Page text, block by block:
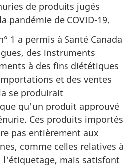
de produits jugés
pandémie de COVID-19.
1 a permis à Santé Canada
des instruments
à des fins diététiques
et des ventes
se produirait
qu'un produit approuvé
Ces produits importés
pas entièrement aux
comme celles relatives à
mais satisfont